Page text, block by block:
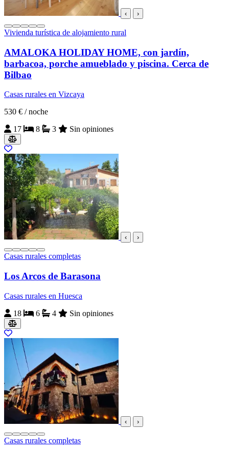
‹ ›
Vivienda turística de alojamiento rural
AMALOKA HOLIDAY HOME, con jardín,
barbacoa, porche amueblado y piscina. Cerca de
Bilbao
Casas rurales en Vizcaya
530 € / noche
17
8 3 Sin opiniones
‹ ›
Casas rurales completas
Los Arcos de Barasona
Casas rurales en Huesca
18
6 4 Sin opiniones
‹ ›
Casas rurales completas